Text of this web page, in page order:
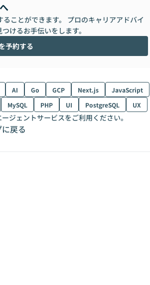
ことができます。 プロのキャリアアドバイ
けるお手伝いをします。
予約する
AI Go GCP Next.js
JavaScript
MySQL PHP UI PostgreSQL UX
ジェントサービスをご利用ください。
に戻る